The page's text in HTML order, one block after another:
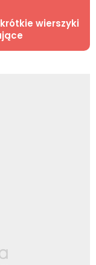
wierszyki